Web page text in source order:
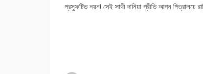
প্রস্ফুটিত নয়ন! সেই সাথী দানিয়া প্রীতি আপন পিত্রালয়ে